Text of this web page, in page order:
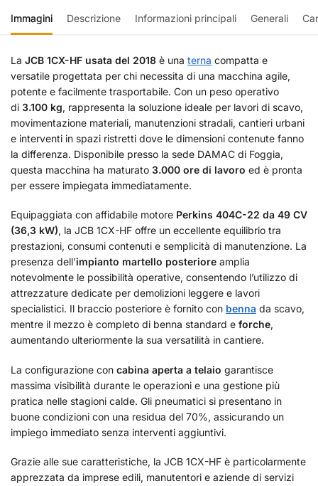
Immagini Descrizione Informazioni principali Generali
La JCB 1CX-HF usata del 2018 è una terna compatta e
versatile progettata per chi necessita di una macchina agile,
potente e facilmente trasportabile. Con un peso operativo
di 3.100 kg, rappresenta la soluzione ideale per lavori di scavo,
movimentazione materiali, manutenzioni stradali, cantieri urbani
e interventi in spazi ristretti dove le dimensioni contenute fanno
la differenza. Disponibile presso la sede DAMAC di Foggia,
questa macchina ha maturato 3.000 ore di lavoro ed è pronta
per essere impiegata immediatamente.
Equipaggiata con affidabile motore Perkins 404C-22 da 49 CV
(36,3 kW), la JCB 1CX-HF offre un eccellente equilibrio tra
prestazioni, consumi contenuti e semplicità di manutenzione. La
presenza dell’impianto martello posteriore amplia
notevolmente le possibilità operative, consentendo l’utilizzo di
attrezzature dedicate per demolizioni leggere e lavori
specialistici. Il braccio posteriore è fornito con benna da scavo,
mentre il mezzo è completo di benna standard e forche,
aumentando ulteriormente la sua versatilità in cantiere.
La configurazione con cabina aperta a telaio garantisce
massima visibilità durante le operazioni e una gestione più
pratica nelle stagioni calde. Gli pneumatici si presentano in
buone condizioni con una residua del 70%, assicurando un
impiego immediato senza interventi aggiuntivi.
Grazie alle sue caratteristiche, la JCB 1CX-HF è particolarmente
apprezzata da imprese edili, manutentori e aziende di servizi